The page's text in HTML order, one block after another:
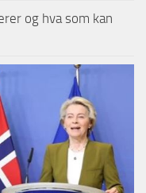
og hva som kan